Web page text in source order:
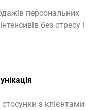
персональних
без стресу і
з клієнтами